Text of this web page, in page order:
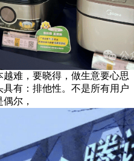
难，要晓得，做生意要心思
有：排他性。不是所有用户
尔，